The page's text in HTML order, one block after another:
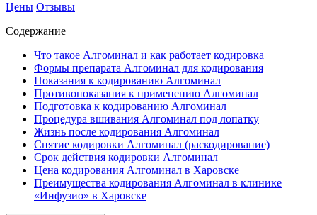
Цены Отзывы
Содержание
Что такое Алгоминал и как работает кодировка
Формы препарата Алгоминал для кодирования
Показания к кодированию Алгоминал
Противопоказания к применению Алгоминал
Подготовка к кодированию Алгоминал
Процедура вшивания Алгоминал под лопатку
Жизнь после кодирования Алгоминал
Снятие кодировки Алгоминал (раскодирование)
Срок действия кодировки Алгоминал
Цена кодирования Алгоминал в Харовске
Преимущества кодирования Алгоминал в клинике
«Инфузио» в Харовске